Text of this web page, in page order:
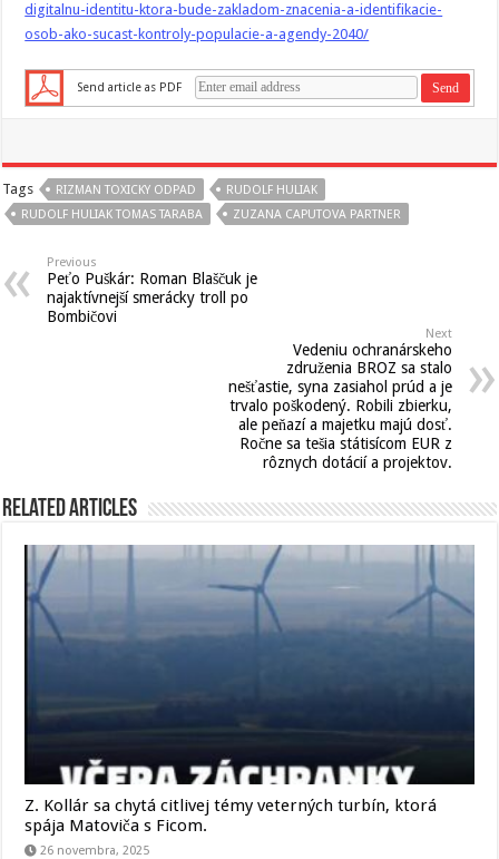
digitalnu-identitu-ktora-bude-zakladom-znacenia-a-identifikacie-
osob-ako-sucast-kontroly-populacie-a-agendy-2040/
Send article as PDF
Tags RIZMAN TOXICKY ODPAD
RUDOLF HULIAK
RUDOLF HULIAK TOMAS TARABA
ZUZANA CAPUTOVA PARTNER
Previous
Peťo Puškár: Roman Blaščuk je
najaktívnejší smerácky troll po
Bombičovi
Next
Vedeniu ochranárskeho
združenia BROZ sa stalo
nešťastie, syna zasiahol prúd a je
trvalo poškodený. Robili zbierku,
ale peňazí a majetku majú dosť.
Ročne sa tešia státisícom EUR z
rôznych dotácií a projektov.
Related Articles
Z. Kollár sa chytá citlivej témy veterných turbín, ktorá
spája Matoviča s Ficom.
26 novembra, 2025